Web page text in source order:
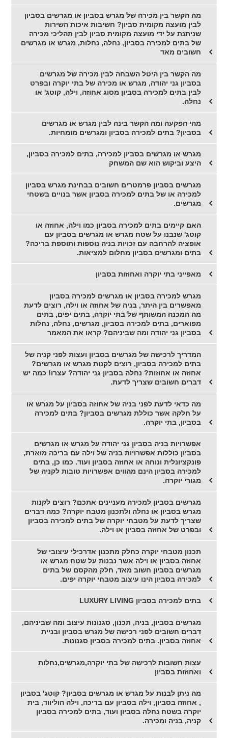
מה הקשר בין מכירה של מגרש בסביון או מגרשים בסביון
לבין מועצה מקומית סביון? חשיבות איכות השירות
שניתנת על ידי מועצה מקומית סביון לבין תהליכי מכירה
של בתים למכירה בסביון, נחלה, נחלות, מגרש או מגרשים
חשובים מאד
מה הקשר בין היטל השבחה לבין מכירה של מגרשים
בסביון גני יהודה, מגרש או מכירה של בתי יוקרה ובפרט
לבין בתים למכירה בסביון מסוג אחוזה, וילה, קוטג' או
נחלה.
מהי הפקעה ומה הקשר בינה לבין מגרש או מגרשים
בסביון? בתים למכירה בסביון ומגרשים מומחיות.
מגרש או מגרשים בסביון למכירה, בתים למכירה בסביון,
היצע וביקוש הוא שם המשחק
מגרשים בסביון פרמטרים חשובים בבחינת מגרש בסביון
למכירה או של בתים למכירה בסביון אשר בנויים בשטחי
מגרשים.
האם קיימים בתים למכירה בסביון כמו וילה, אחוזה או
קוטג' שנבנו על שטח מגרש או מגרשים בסביון עם
אופציה להרחבה עם זכויות בניה נוספות ותוספת בריכה?
בתים ומגרשים בסביון מחלום למציאות.
מאפייני בתי יוקרה ואחוזות בסביון
מגרש למכירה בסביון או מגרשים למכירה בסביון
מאפשרים בין היתר, בניה של אחוזה או וילה, רוצים לדעת
מה המכנה המשותף של בתי יוקרה, בתים יפים, בתים
מפוארים, בתים למכירה בסביון, מגרשים, נחלה, נחלות
בסביון גני יהודה ומה שביניהם? קראו את המאמר
המדריך לרכישה של מגרשים בסביון ועצות לפני קניה של
בתים למכירה בסביון, רוצים לקנות מגרש או מגרשים?
אחוזה או אחוזות? נחלה בסביון גני יהודה? עצרו! כמה יש
דברים חשובים שצריך לדעת.
מה כדאי לדעת לפני בניה של אחוזה בסביון על מגרש או
על חלקה אשר כוללת מגרשים בסביון? בתים למכירה
בסביון, בתי יוקרה.
אפשרויות בניה בסביון גני יהודה על מגרש או מגרשים
בסביון כוללות אפשרויות בניה של וילה עם בריכה מוארת,
פונקציונלית ונוחה או אחוזה בסביון ועוד. כמו כן, בתים
למכירה בסביון הינם מהווים אפשרויות טובות לקניה של
מגורי יוקרה.
מגרשים בסביון למכירה מעניינים אתכם? רוצים לקנות
מגרש בסביון או נחלה ולתכנון מטבח יוקרה? כמה דברים
שצריך לדעת על מטבחי יוקרה של בתים למכירה בסביון
ובפרט של אחוזה בסביון או וילה.
תכנון מטבחי יוקרה כחלק מתכנון אדרכילי עיצובי של
אחוזה בסביון או וילה אשר נבנות על שטח מגרש או
מגרשים בסביון חשוב מאד, חלק מהקסם של בתים
למכירה בסביון הינו עיצוב מטבחי יוקרה יפים.
בתים למכירה בסביון LUXURY LIVING
מגרשים בסביון, בניה, תכנון, סגנונות עיצוב ומה שביניהם,
דברים חשובים לפני רכישה של מגרש בסביון ובניית
אחוזה בסביון. בתים למכירה בסביון סגנונות.
עצות חשובות לרכישה של בתי יוקרה,מגרשים,נחלות
ואחוזות בסביון
מה ניתן לבנות על מגרש או מגרשים בסביון? קוטג' בסביון
, אחוזה בסביון, וילה בסביון עם בריכה, וילה הוליווד, בית
יוקרה בשטח נחלה בסביון ועוד, בתים למכירה בסביון
קניה, בניה ומכירה.